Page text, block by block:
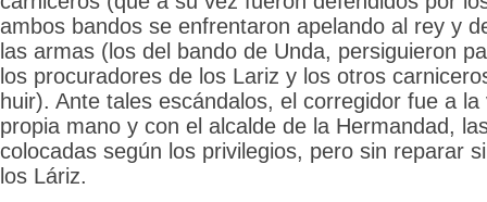
ambos bandos se enfrentaron apelando al rey y
las armas (los del bando de Unda, persiguieron
los procuradores de los Lariz y los otros
huir). Ante tales escándalos, el corregidor fue a
propia mano y con el alcalde de la Hermandad,
colocadas según los privilegios, pero sin reparar
los Láriz.